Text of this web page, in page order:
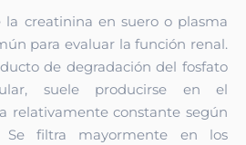
creatinina en suero o plasma
para evaluar la función renal.
de degradación del fosfato
suele producirse en el
relativamente constante según
Se filtra mayormente en los